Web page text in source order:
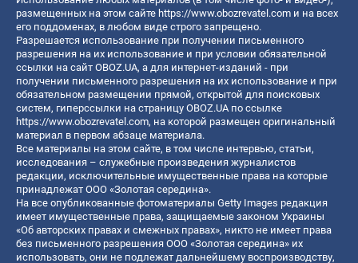
размещенных на этом сайте https://www.obozrevatel.com и на всех
его поддоменах, в любом виде строго запрещено.
Разрешается использование при получении письменного
разрешения на их использование и при условии обязательной
ссылки на сайт OBOZ.UA, а для интернет-изданий - при
получении письменного разрешения на их использование и при
обязательном размещении прямой, открытой для поисковых
систем, гиперссылки на страницу OBOZ.UA по ссылке
https://www.obozrevatel.com, на которой размещен оригинальный
материал в первом абзаце материала.
Все материалы на этом сайте, в том числе интервью, статьи,
исследования – служебные произведения журналистов
редакции, исключительные имущественные права на которые
принадлежат ООО «Золотая середина».
На все опубликованные фотоматериалы Getty Images редакция
имеет имущественные права, защищаемые законом Украины
«Об авторских правах и смежных правах», никто не имеет права
без письменного разрешения ООО «Золотая середина» их
использовать, они не подлежат дальнейшему воспроизводству,